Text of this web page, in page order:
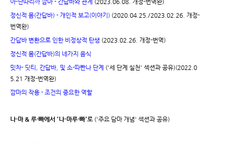
아-난따리까 깜마 - 간답바와 관계 (2023.06.08. 개정-번역완)
정신적 몸(간답바) - 개인적 보고(이야기) (2020.04.25./2023.02.26. 개정-
번역완)
간답바 변환으로 인한 비정상적 탄생 (2023.02.26. 개정-번역)
정신적 몸(간답바)의 네가지 음식
밋차- 딧티, 간답바, 및 소-따빤나 단계 ('세 단계 실천' 섹션과 공유)(2022.0
5.21 개정-번역완)
깜마의 작용 - 조건의 중요한 역할
나-마 & 루-빠에서 '나-마루-빠'로 ('주요 담마 개념' 섹션과 공유)